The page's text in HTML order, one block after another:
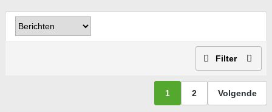
Filter
1 2 Volgende